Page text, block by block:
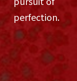
perfection.